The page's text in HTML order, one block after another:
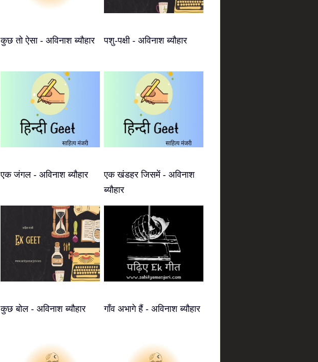
कुछ तो ऐसा - अविनाश ब्यौहार पशु-पक्षी - अविनाश ब्यौहार
एक जंगल - अविनाश ब्यौहार
एक खंडहर जिसमें - अविनाश
ब्यौहार
कुछ बोल - अविनाश ब्यौहार गाँव अभागे हैं - अविनाश ब्यौहार